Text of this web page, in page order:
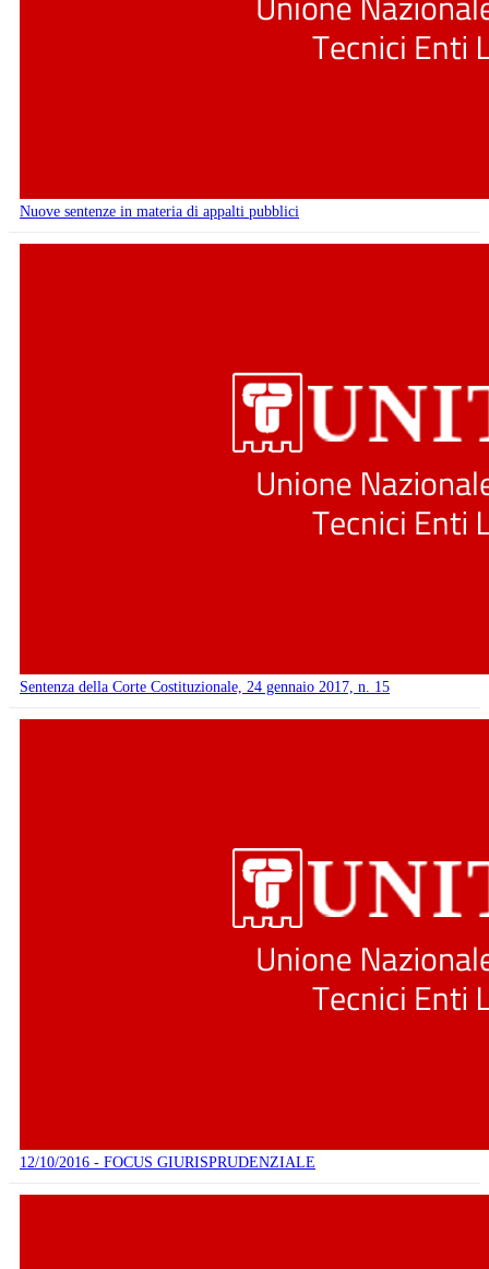
Nuove sentenze in materia di appalti pubblici
Sentenza della Corte Costituzionale, 24 gennaio 2017, n. 15
12/10/2016 - FOCUS GIURISPRUDENZIALE